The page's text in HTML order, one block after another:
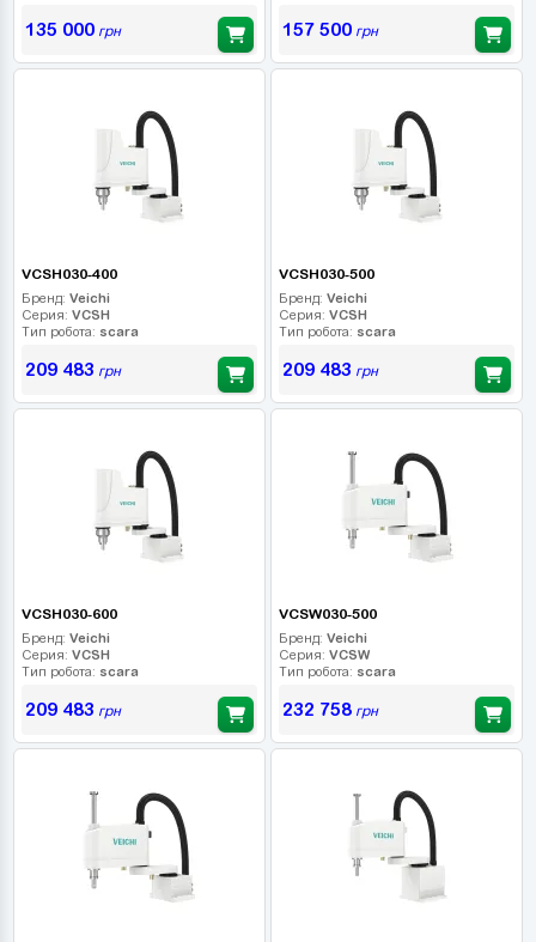
135 000грн 157 500грн
VCSH030-400
Бренд: Veichi
Серия: VCSH
Тип робота: scara
209 483 грн
VCSH030-500
Бренд: Veichi
Серия: VCSH
Тип робота: scara
209 483 грн
VCSH030-600
Бренд: Veichi
Серия: VCSH
Тип робота: scara
209 483 грн
VCSW030-500
Бренд: Veichi
Серия: VCSW
Тип робота: scara
232 758грн